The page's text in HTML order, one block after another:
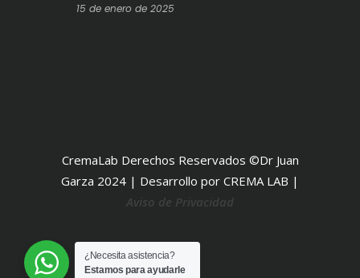
15 de enero de 2025
CremaLab Derechos Reservados ©Dr Juan
Garza 2024 | Desarrollo por CREMA LAB |
Aviso de Privacidad
¿Necesita asistencia?
Estamos para ayudarle